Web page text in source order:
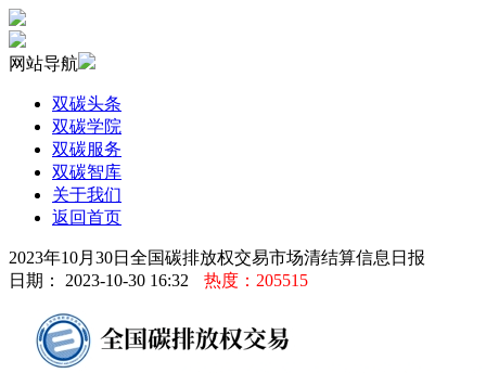
网站导航
双碳头条
双碳学院
双碳服务
双碳智库
关于我们
返回首页
2023年10月30日全国碳排放权交易市场清结算信息日报
日期： 2023-10-30 16:32
热度：205515